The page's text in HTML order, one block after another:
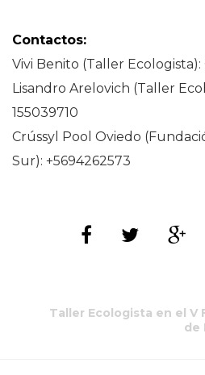
Contactos:
Vivi Benito (Taller Ecologista):
Lisandro Arelovich (Taller
155039710
Crússyl Pool Oviedo
Sur): +5694262573
Taller Ecologista en el V
de